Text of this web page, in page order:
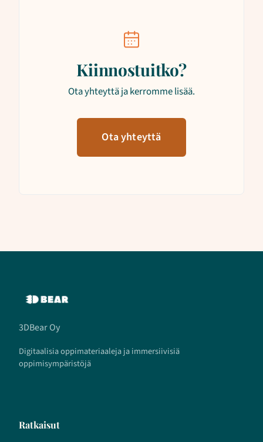
Kiinnostuitko?
Ota yhteyttä ja kerromme lisää.
Ota yhteyttä
3DBear Oy
Digitaalisia oppimateriaaleja ja immersiivisiä
oppimisympäristöjä
Ratkaisut